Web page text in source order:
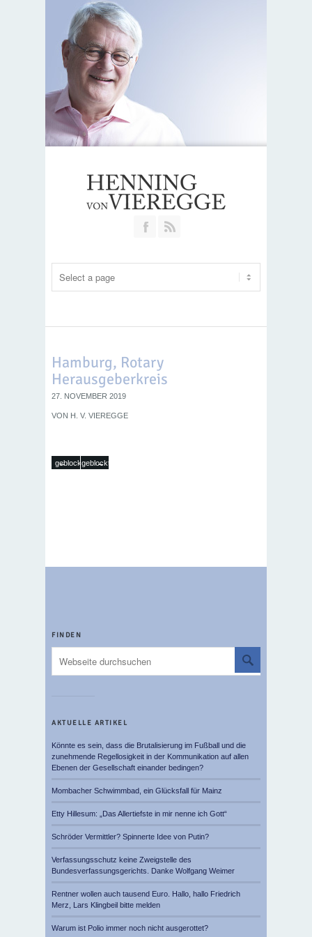
Join our Facebook Group
Hamburg, Rotary
Herausgeberkreis
27. NOVEMBER 2019
VON H. V. VIEREGGE
←
geblocktgeblockt
→
FINDEN
AKTUELLE ARTIKEL
Könnte es sein, dass die Brutalisierung im Fußball und die
zunehmende Regellosigkeit in der Kommunikation auf allen
Ebenen der Gesellschaft einander bedingen?
Mombacher Schwimmbad, ein Glücksfall für Mainz
Etty Hillesum: „Das Allertiefste in mir nenne ich Gott“
Schröder Vermittler? Spinnerte Idee von Putin?
Verfassungsschutz keine Zweigstelle des
Bundesverfassungsgerichts. Danke Wolfgang Weimer
Rentner wollen auch tausend Euro. Hallo, hallo Friedrich
Merz, Lars Klingbeil bitte melden
Warum ist Polio immer noch nicht ausgerottet?